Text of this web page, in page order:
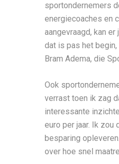
sportondernemers
energiecoaches en
aangevraagd, kan
dat is pas het
Bram Adema, die
Ook
verrast toen ik zag
interessante
euro per jaar. Ik
besparing
over hoe snel